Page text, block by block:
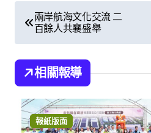
文
章
導
覽
兩岸航海文化交流 二
百餘人共襄盛舉
相關報導
報紙版面